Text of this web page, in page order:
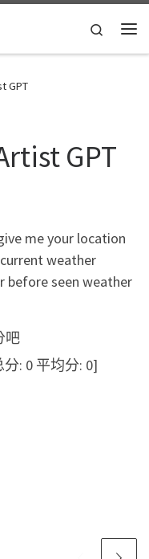
Search
GPT
GPT
me your location
weather
before seen weather
吧
分: 0 平均分: 0]